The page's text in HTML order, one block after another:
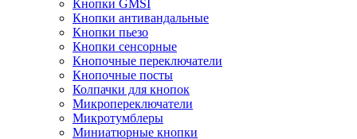
Кнопки GMSI
Кнопки антивандальные
Кнопки пьезо
Кнопки сенсорные
Кнопочные переключатели
Кнопочные посты
Колпачки для кнопок
Микропереключатели
Микротумблеры
Миниатюрные кнопки